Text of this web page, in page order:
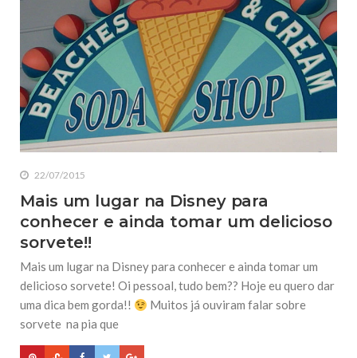
22/07/2015
Mais um lugar na Disney para
conhecer e ainda tomar um delicioso
sorvete!!
Mais um lugar na Disney para conhecer e ainda tomar um
delicioso sorvete! Oi pessoal, tudo bem?? Hoje eu quero dar
uma dica bem gorda!!
Muitos já ouviram falar sobre
sorvete na pia que